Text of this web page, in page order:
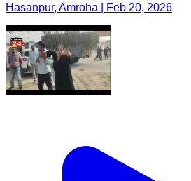
Hasanpur, Amroha | Feb 20, 2026